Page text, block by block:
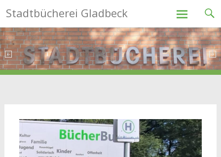
Stadtbücherei Gladbeck
Skip
to
content